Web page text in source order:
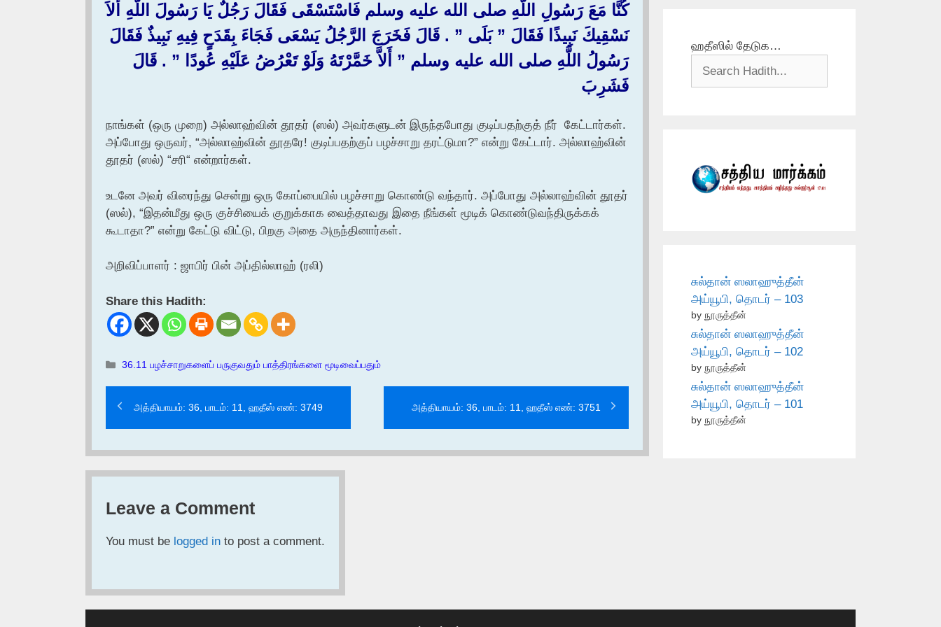
كُنَّا مَعَ رَسُولِ اللَّهِ صلى الله عليه وسلم فَاسْتَسْقَى فَقَالَ رَجُلٌ يَا رَسُولَ اللَّهِ أَلاَ
نَسْقِيكَ نَبِيذًا فَقَالَ ‏”‏ بَلَى ‏”‏ ‏.‏ قَالَ فَخَرَجَ الرَّجُلُ يَسْعَى فَجَاءَ بِقَدَحٍ فِيهِ نَبِيذٌ فَقَالَ
رَسُولُ اللَّهِ صلى الله عليه وسلم ‏”‏ أَلاَّ خَمَّرْتَهُ وَلَوْ تَعْرُضُ عَلَيْهِ عُودًا ‏”‏ ‏.‏ قَالَ
فَشَرِبَ ‏
நாங்கள் (ஒரு முறை) அல்லாஹ்வின் தூதர் (ஸல்) அவர்களுடன் இருந்தபோது குடிப்பதற்குத் நீர் கேட்டார்கள்.
அப்போது ஒருவர், “அல்லாஹ்வின் தூதரே! குடிப்பதற்குப் பழச்சாறு தரட்டுமா?” என்று கேட்டார். அல்லாஹ்வின்
தூதர் (ஸல்) “சரி“ என்றார்கள்.
உடனே அவர் விரைந்து சென்று ஒரு கோப்பையில் பழச்சாறு கொண்டு வந்தார். அப்போது அல்லாஹ்வின் தூதர்
(ஸல்), “இதன்மீது ஒரு குச்சியைக் குறுக்காக வைத்தாவது இதை நீங்கள் மூடிக் கொண்டுவந்திருக்கக்
கூடாதா?” என்று கேட்டு விட்டு, பிறகு அதை அருந்தினார்கள்.
அறிவிப்பாளர் : ஜாபிர் பின் அப்தில்லாஹ் (ரலி)
Share this Hadith:
Categories
36.11 பழச்சாறுகளைப் பருகுவதும் பாத்திரங்களை மூடிவைப்பதும்
அத்தியாயம்: 36, பாடம்: 11, ஹதீஸ் எண்: 3749 அத்தியாயம்: 36, பாடம்: 11, ஹதீஸ் எண்: 3751
Leave a Comment
You must be logged in to post a comment.
ஹதீஸில் தேடுக…
சுல்தான் ஸலாஹுத்தீன்
அய்யூபி, தொடர் – 103
by நூருத்தீன்
சுல்தான் ஸலாஹுத்தீன்
அய்யூபி, தொடர் – 102
by நூருத்தீன்
சுல்தான் ஸலாஹுத்தீன்
அய்யூபி, தொடர் – 101
by நூருத்தீன்